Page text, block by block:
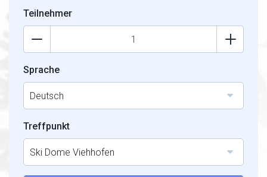
Teilnehmer
Sprache
Deutsch
Treffpunkt
Ski Dome Viehhofen